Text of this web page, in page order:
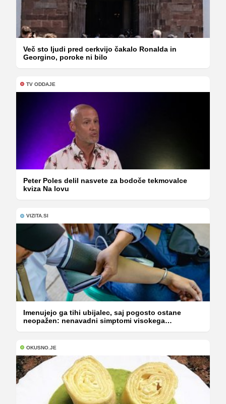
Več sto ljudi pred cerkvijo čakalo Ronalda in
Georgino, poroke ni bilo
TV ODDAJE
Peter Poles delil nasvete za bodoče tekmovalce
kviza Na lovu
VIZITA.SI
Imenujejo ga tihi ubijalec, saj pogosto ostane
neopažen: nenavadni simptomi visokega
OKUSNO.JE